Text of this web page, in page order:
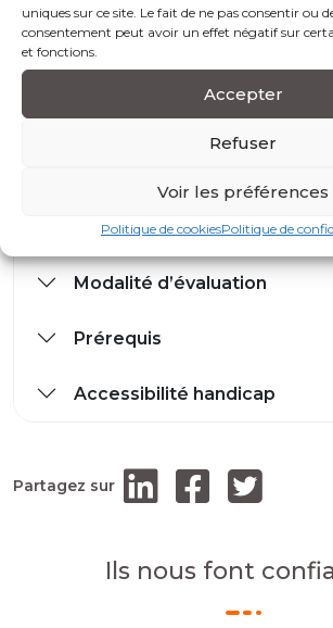
uniques sur ce site. Le fait de ne pas consentir ou
consentement peut avoir un effet négatif sur
et fonctions.
Accepter
Refuser
Voir les préférences
Politique de cookiesPolitique de
Débats et discussions : Nos formateurs
les débats sur des sujets pertinents à
Cela stimule la réflexion critique et
Exercices pratiques : Les formateurs
participants des tâches pratiques à
Modalités et conditions
Modalité d’évaluation
Prérequis
Accessibilité handicap
Partagez sur
Ils nous font